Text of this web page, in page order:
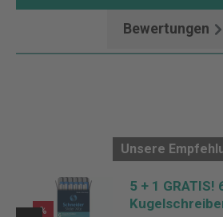
Bewertungen
Unsere
%
5 + 1 GRATIS!